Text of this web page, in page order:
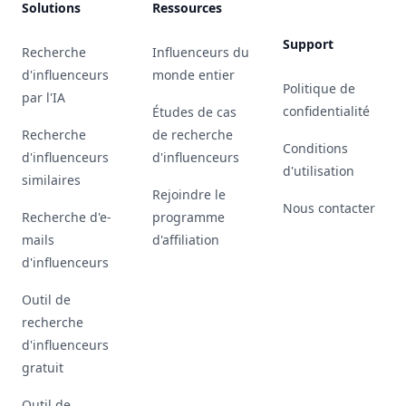
Solutions
Recherche
d'influenceurs
par l'IA
Recherche
d'influenceurs
similaires
Recherche d'e-
mails
d'influenceurs
Outil de
recherche
d'influenceurs
gratuit
Ressources
Influenceurs du
monde entier
Études de cas
de recherche
d'influenceurs
Rejoindre le
programme
d'affiliation
Support
Politique de
confidentialité
Conditions
d'utilisation
Nous contacter